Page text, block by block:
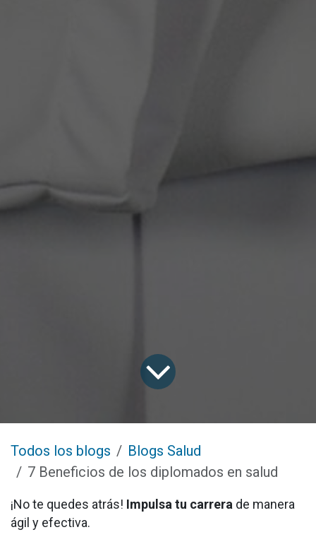
Todos los blogs
Blogs Salud
7 Beneficios de los diplomados en salud
¡No te quedes atrás! Impulsa tu carrera de manera
ágil y efectiva.